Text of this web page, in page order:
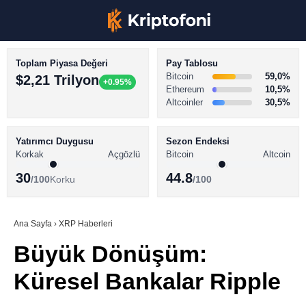
TikTok
BİTCOİN HABERLERİ
ALTCOİN HABERLERİ
SÖZLÜK
Toplam Piyasa Değeri
$2,21 Trilyon +0.95%
Pay Tablosu
Bitcoin
59,0%
Ethereum
10,5%
Altcoinler
30,5%
Yatırımcı Duygusu
Korkak
Açgözlü
30/100Korku
Sezon Endeksi
Bitcoin
Altcoin
44.8/100
Ana Sayfa › XRP Haberleri
Büyük Dönüşüm:
Küresel Bankalar Ripple